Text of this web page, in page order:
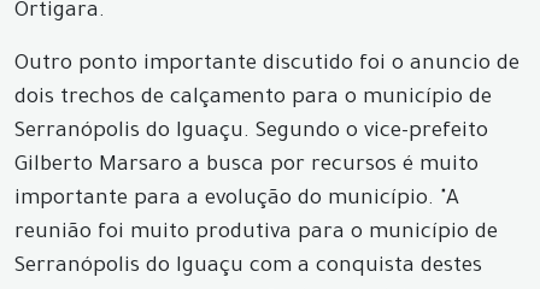
Ortigara.
Outro ponto importante discutido foi o anuncio de
dois trechos de calçamento para o município de
Serranópolis do Iguaçu. Segundo o vice-prefeito
Gilberto Marsaro a busca por recursos é muito
importante para a evolução do município. "A
reunião foi muito produtiva para o município de
Serranópolis do Iguaçu com a conquista destes